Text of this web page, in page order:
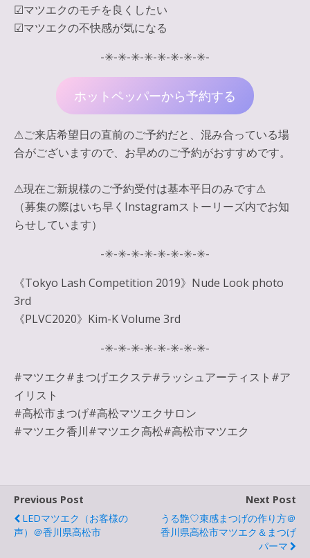
☑︎マツエクのモチを良くしたい
☑︎マツエクの不快感が気になる
-✳︎-✳︎-✳︎-✳︎-✳︎-✳︎-✳︎-✳︎-
ホットペッパーから予約する
⚠︎ご来店希望日の直前のご予約だと、混み合っている場
合がございますので、お早めのご予約がおすすめです。
⚠︎現在ご新規様のご予約受付は基本平日のみです⚠︎
（募集の際はいち早くInstagramストーリーズ内でお知
らせしています）
-✳︎-✳︎-✳︎-✳︎-✳︎-✳︎-✳︎-✳︎-
《Tokyo Lash Competition 2019》Nude Look photo
3rd
《PLVC2020》Kim-K Volume 3rd
-✳︎-✳︎-✳︎-✳︎-✳︎-✳︎-✳︎-✳︎-
#マツエク#まつげエクステ#ラッシュアーティスト#ア
イリスト
#高松市まつげ#高松マツエクサロン
#マツエク香川#マツエク高松#高松市マツエク
Previous Post
LEDマツエク（お客様の
声）＠香川県高松市
Next Post
うる艶♡束感まつげの作り方＠
香川県高松市マツエク＆まつげ
パーマ